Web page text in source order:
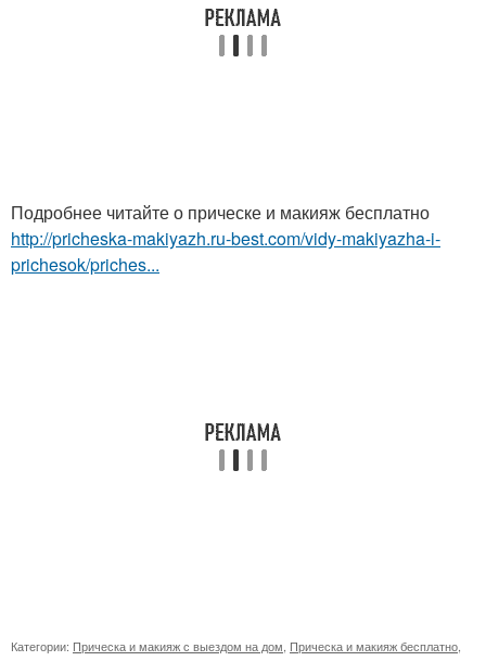
Подробнее читайте о прическе и макияж бесплатно
http://pricheska-makiyazh.ru-best.com/vidy-makiyazha-i-
prichesok/priches...
Категории: Прическа и макияж с выездом на дом, Прическа и макияж бесплатно,